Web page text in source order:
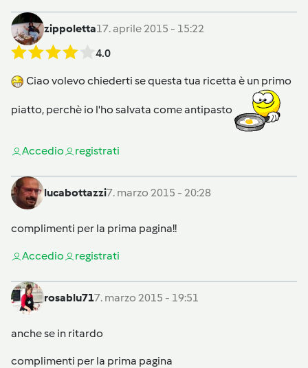
zippoletta17. aprile 2015 - 15:22
4.0
Ciao volevo chiederti se questa tua ricetta è un primo
piatto, perchè io l'ho salvata come antipasto
Accedio registrati
lucabottazzi7. marzo 2015 - 20:28
complimenti per la prima pagina!!
Accedio registrati
rosablu717. marzo 2015 - 19:51
anche se in ritardo
complimenti per la prima pagina